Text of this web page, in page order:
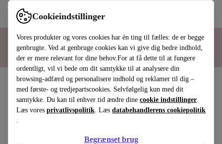
Cookieindstillinger
Vores produkter og vores cookies har én ting til fælles: de er begge
genbrugte. Ved at genbruge cookies kan vi give dig bedre indhold,
der er mere relevant for dine behov.For at få dette til at fungere
ordentligt, vil vi bede om dit samtykke til at analysere din
browsing-adfærd og personalisere indhold og reklamer til dig –
med første- og tredjepartscookies. Selvfølgelig kun med dit
samtykke. Du kan til enhver tid ændre dine cookie indstillinger.
Læs vores privatlivspolitik. Læs databehandlerens cookiepolitik
.
Begrænset brug
I samarbejde med
Motorola Edge 40 Pro
256 GB | Dual-SIM | Interstellar Black